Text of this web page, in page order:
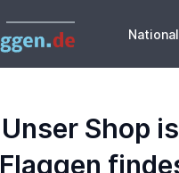
Unser Shop
Flaggen